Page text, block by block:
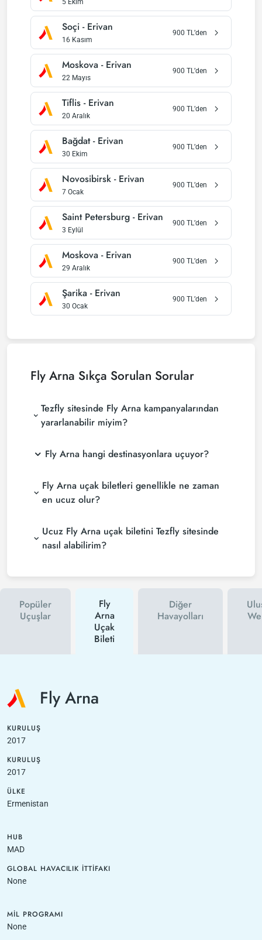
5 Ekim
Soçi - Erivan
16 Kasım
900 TL’den
Moskova - Erivan
22 Mayıs
900 TL’den
Tiflis - Erivan
20 Aralık
900 TL’den
Bağdat- Erivan
30 Ekim
900 TL’den
Novosibirsk - Erivan
7 Ocak
900 TL’den
Saint Petersburg - Erivan
3 Eylül
900 TL’den
Moskova - Erivan
29 Aralık
900 TL’den
Şarika - Erivan
30 Ocak
900 TL’den
Fly Arna Sıkça Sorulan Sorular
Tezfly sitesinde Fly Arna kampanyalarından
yararlanabilir miyim?
Fly Arna hangi destinasyonlara uçuyor?
Fly Arna uçak biletleri genellikle ne zaman
en ucuz olur?
Ucuz Fly Arna uçak biletini Tezfly sitesinde
nasıl alabilirim?
Popüler
Uçuşlar
Fly
Arna
Uçak
Bileti
Diğer
Havayolları
Fly Arna
KURULUŞ
2017
KURULUŞ
2017
ÜLKE
Ermenistan
HUB
MAD
GLOBAL HAVACILIK İTTIFAKI
None
MIL PROGRAMI
None